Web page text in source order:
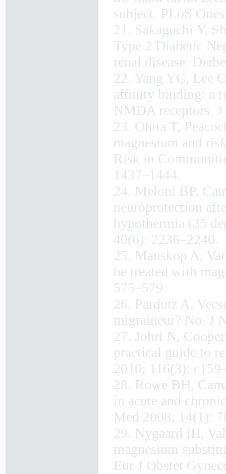
subject. PLoS
21. Sakaguchi Y,
Type 2 Diabetic
renal disease.
22. Yang YC, Lee
affinity binding: a
NMDA receptors.
23. Ohira T,
magnesium and
Risk in
1437–1444.
24. Meloni BP,
neuroprotection
hypothermia (35
40(6): 2236–2240.
25. Mauskop A,
be treated with
575–579.
26. Pardutz A,
migraineur? No. J
27. Johri N,
practical guide to
2010; 116(3):
28. Rowe BH,
in acute and
Med 2008; 14(1):
29. Nygaard IH,
magnesium
Eur J Obstet